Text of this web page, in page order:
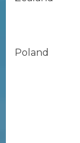
Poland